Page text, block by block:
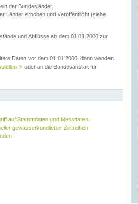
der Bundesländer.
Länder erhoben und veröffentlicht (siehe
und Abflüsse ab dem 01.01.2000 zur
Daten vor dem 01.01.2000, dann wenden
↗ oder an die Bundesanstalt für
auf Stammdaten und Messdaten.
gewässerkundlicher Zeitreihen